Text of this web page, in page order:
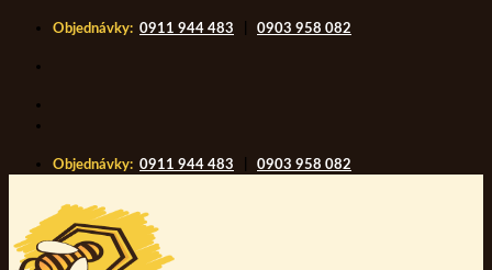
Skip
content
Objednávky: 0911 944 483 0903 958 082
Objednávky: 0911 944 483 0903 958 082